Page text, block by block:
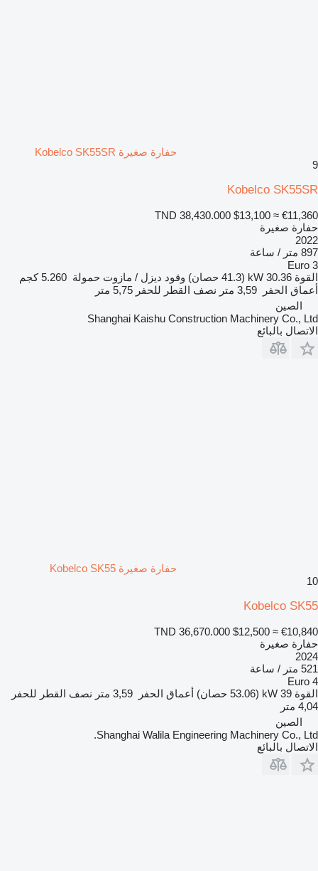
حفارة صغيرة Kobelco SK55SR
9
Kobelco SK55SR
TND 38,430.000 $13,100 ≈ €11,360
حفارة صغيرة
2022
897 متر / ساعة
Euro 3
القوة 30.36 kW (41.3 حصان) وقود ديزل / مازوت حمولة 5.260 كجم
أعماق الحفر
3,59 متر نصف القطر للحفر 5,75 متر
الصين
Shanghai Kaishu Construction Machinery Co., Ltd
الاتصال بالبائع
حفارة صغيرة Kobelco SK55
10
Kobelco SK55
TND 36,670.000 $12,500 ≈ €10,840
حفارة صغيرة
2024
521 متر / ساعة
Euro 4
القوة 39 kW (53.06 حصان) أعماق الحفر 3,59 متر
نصف القطر للحفر
4,04 متر
الصين
Shanghai Walila Engineering Machinery Co., Ltd.
الاتصال بالبائع